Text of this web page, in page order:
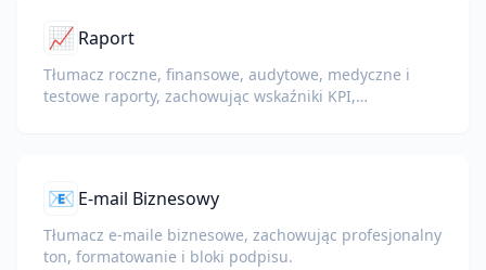
📈 Raport
Tłumacz roczne, finansowe, audytowe, medyczne i
testowe raporty, zachowując wskaźniki KPI,
📧 E-mail Biznesowy
Tłumacz e-maile biznesowe, zachowując profesjonalny
ton, formatowanie i bloki podpisu.